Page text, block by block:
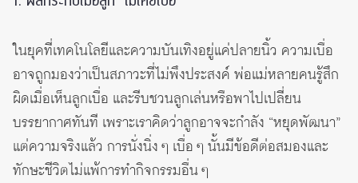
ในยุคที่เทคโนโลยีและความบันเทิงอยู่แค่ปลายนิ้ว ความเบื่อ
อาจถูกมองว่าเป็นสภาวะที่ไม่พึงประสงค์ พ่อแม่หลายคนรู้สึก
ผิดเมื่อเห็นลูกเบื่อ และรีบชวนลูกเล่นหรือพาไปเปลี่ยน
บรรยากาศทันที เพราะเราคิดว่าลูกอาจจะกำลัง “หยุดพัฒนา”
แต่ความจริงแล้ว การนั่งนิ่ง ๆ เบื่อ ๆ นั้นมีข้อดีต่อสมองและ
ทักษะชีวิตไม่แพ้การทำกิจกรรมอื่น ๆ